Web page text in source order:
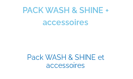
PACK WASH & SHINE +
accessoires
Pack WASH & SHINE et
accessoires